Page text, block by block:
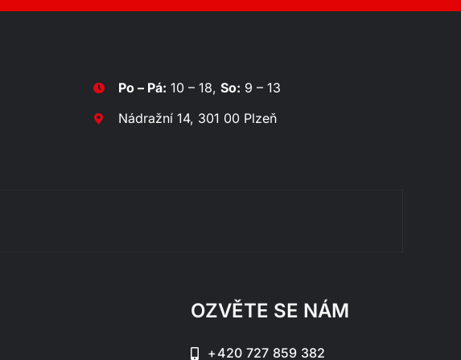
Po – Pá: 10 – 18,So: 9 – 13
Nádražní 14, 301 00 Plzeň
OZVĚTE SE NÁM
+420 727 859 382